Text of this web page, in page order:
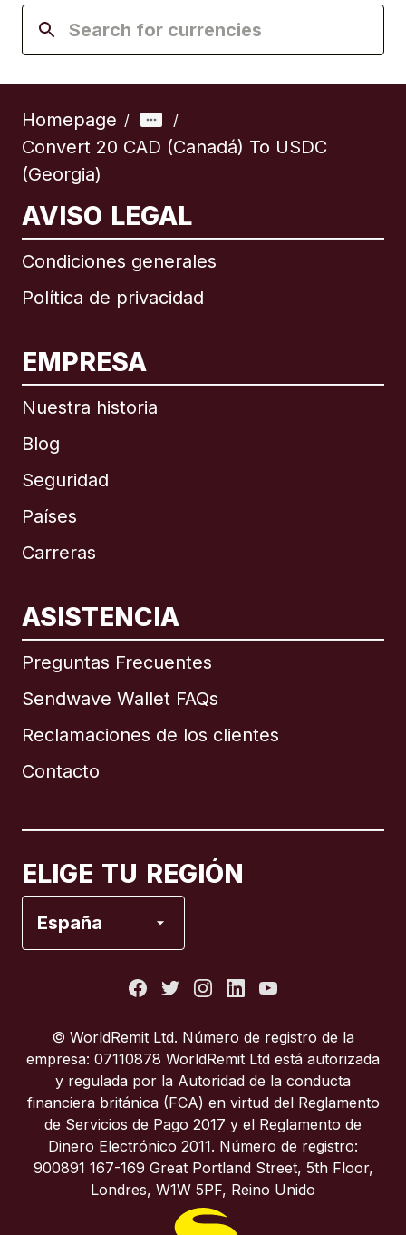
Homepage / /
Convert 20 CAD (Canadá) To USDC
(Georgia)
AVISO LEGAL
Condiciones generales
Política de privacidad
EMPRESA
Nuestra historia
Blog
Seguridad
Países
Carreras
ASISTENCIA
Preguntas Frecuentes
Sendwave Wallet FAQs
Reclamaciones de los clientes
Contacto
ELIGE TU REGIÓN
España
Internacional English
Brasil
Italia
Portugal
Reino Unido
© WorldRemit Ltd. Número de registro de la
empresa: 07110878 WorldRemit Ltd está autorizada
y regulada por la Autoridad de la conducta
financiera británica (FCA) en virtud del Reglamento
de Servicios de Pago 2017 y el Reglamento de
Dinero Electrónico 2011. Número de registro:
900891 167-169 Great Portland Street, 5th Floor,
Londres, W1W 5PF, Reino Unido